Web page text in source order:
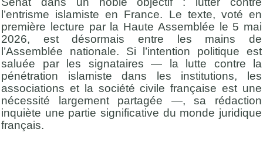
l’entrisme islamiste en France. Le texte, voté en
première lecture par la Haute Assemblée le 5 mai
2026, est désormais entre les mains de
l’Assemblée nationale. Si l’intention politique est
saluée par les signataires — la lutte contre la
pénétration islamiste dans les institutions, les
associations et la société civile française est une
nécessité largement partagée —, sa rédaction
inquiète une partie significative du monde juridique
français.